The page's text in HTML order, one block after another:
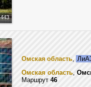
443
Омская область,
Омская область,
Маршрут 46